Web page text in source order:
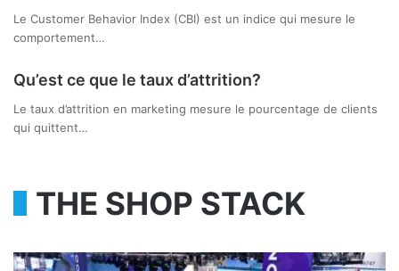
Le Customer Behavior Index (CBI) est un indice qui mesure le
comportement…
Qu’est ce que le taux d’attrition?
Le taux d’attrition en marketing mesure le pourcentage de clients
qui quittent…
THE SHOP STACK